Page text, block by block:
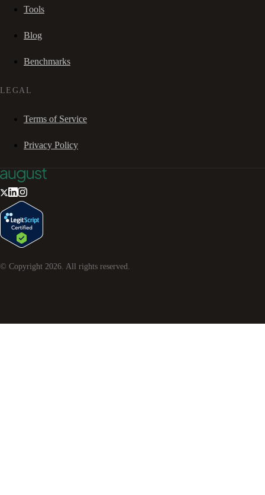
Tools
Blog
Benchmarks
LEGAL
Terms of Service
Privacy Policy
© Copyright 2026. All rights reserved.